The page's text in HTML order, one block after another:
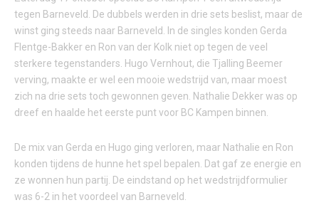
tegen Barneveld. De dubbels werden in drie sets beslist, maar de
winst ging steeds naar Barneveld. In de singles konden Gerda
Flentge-Bakker en Ron van der Kolk niet op tegen de veel
sterkere tegenstanders. Hugo Vernhout, die Tjalling Beemer
verving, maakte er wel een mooie wedstrijd van, maar moest
zich na drie sets toch gewonnen geven. Nathalie Dekker was op
dreef en haalde het eerste punt voor BC Kampen binnen.
De mix van Gerda en Hugo ging verloren, maar Nathalie en Ron
konden tijdens de hunne het spel bepalen. Dat gaf ze energie en
ze wonnen hun partij. De eindstand op het wedstrijdformulier
was 6-2 in het voordeel van Barneveld.